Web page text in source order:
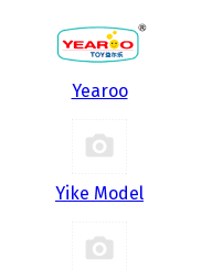
Yearoo
Yike Model